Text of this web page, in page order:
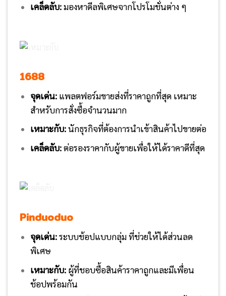
เคล็ดลับ:มองหาดีลพิเศษจากโปรโมชั่นต่าง ๆ
1688
จุดเด่น:แพลตฟอร์มขายส่งที่ราคาถูกที่สุด เหมาะ
สำหรับการสั่งซื้อจำนวนมาก
เหมาะกับ:นักธุรกิจที่ต้องการนำเข้าสินค้าไปขายต่อ
เคล็ดลับ:ต่อรองราคากับผู้ขายเพื่อให้ได้ราคาดีที่สุด
Pinduoduo
จุดเด่น:ระบบช้อปแบบกลุ่ม ที่ช่วยให้ได้ส่วนลด
พิเศษ
เหมาะกับ:ผู้ที่ชอบซื้อสินค้าราคาถูกและมีเพื่อน
ช้อปพร้อมกัน